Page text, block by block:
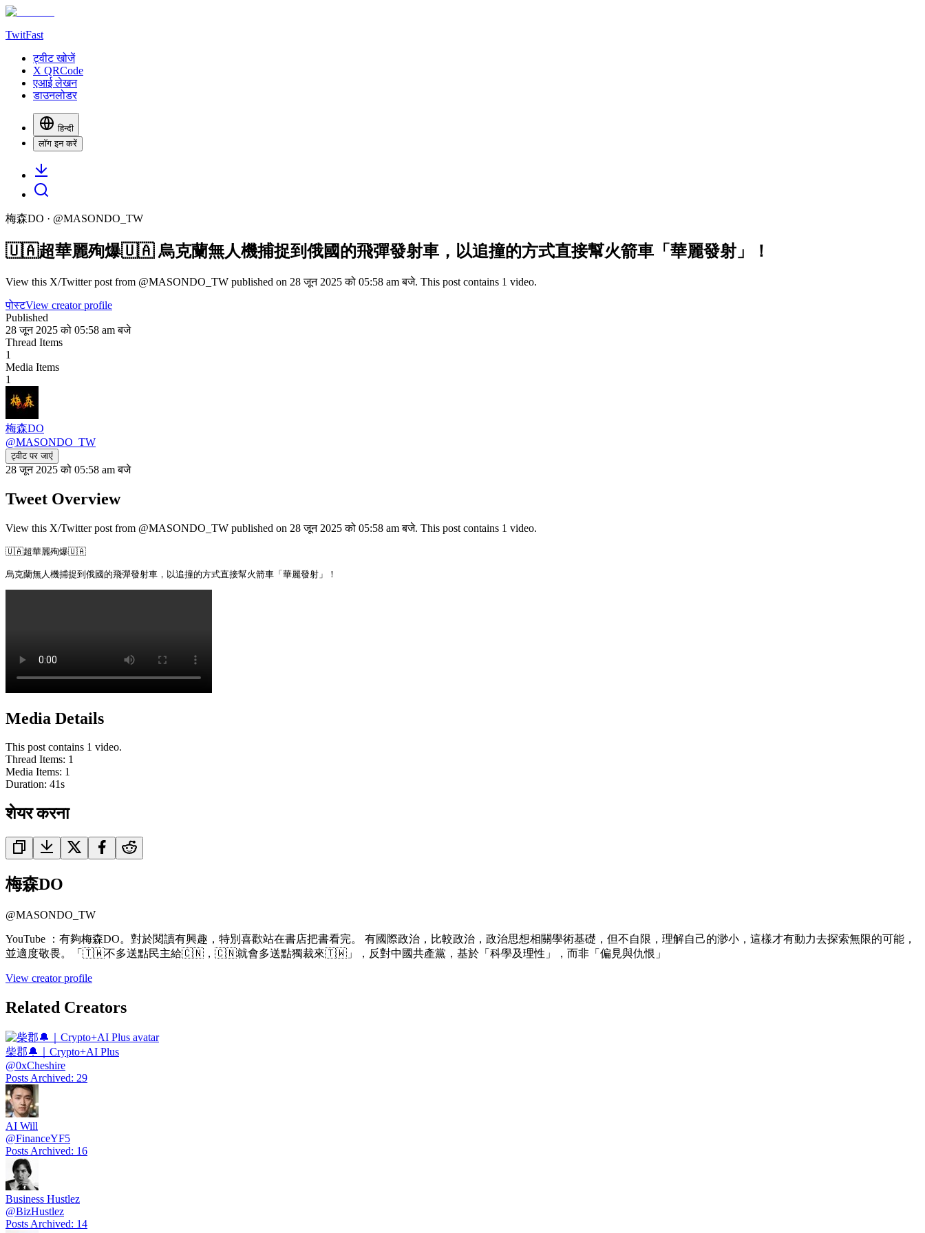
TwitFast
ट्वीट खोजें
X QRCode
एआई लेखन
डाउनलोडर
हिन्दी
लॉग इन करें
梅森DO · @MASONDO_TW
🇺🇦超華麗殉爆🇺🇦 烏克蘭無人機捕捉到俄國的飛彈發射車，以追撞的方式直接幫火箭車「華麗發射」！
View this X/Twitter post from @MASONDO_TW published on 28 जून 2025 को 05:58 am बजे. This post contains 1 video.
पोस्टView creator profile
Published
28 जून 2025 को 05:58 am बजे
Thread Items
1
Media Items
1
梅森DO
@MASONDO_TW
ट्वीट पर जाएं
28 जून 2025 को 05:58 am बजे
Tweet Overview
View this X/Twitter post from @MASONDO_TW published on 28 जून 2025 को 05:58 am बजे. This post contains 1 video.
🇺🇦超華麗殉爆🇺🇦
Media Details
This post contains 1 video.
Thread Items: 1
Media Items: 1
Duration: 41s
शेयर करना
梅森DO
@MASONDO_TW
YouTube ：有夠梅森DO。對於閱讀有興趣，特別喜歡站在書店把書看完。 有國際政治，比較政治，政治思想相關學術基礎，但不自限，理解自己的渺小，這樣才有動力去探索無限的可能，
並適度敬畏。「🇹🇼不多送點民主給🇨🇳，🇨🇳就會多送點獨裁來🇹🇼」，反對中國共產黨，基於「科學及理性」，而非「偏見與仇恨」
View creator profile
Related Creators
柴郡🔔｜Crypto+AI Plus
@0xCheshire
Posts Archived: 29
AI Will
@FinanceYF5
Posts Archived: 16
Business Hustlez
@BizHustlez
Posts Archived: 14